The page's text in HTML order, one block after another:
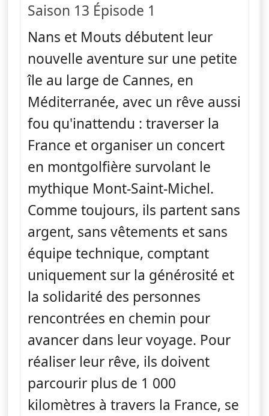
Saison 13 Épisode 1
Nans et Mouts débutent leur
nouvelle aventure sur une petite
île au large de Cannes, en
Méditerranée, avec un rêve aussi
fou qu'inattendu : traverser la
France et organiser un concert
en montgolfière survolant le
mythique Mont-Saint-Michel.
Comme toujours, ils partent sans
argent, sans vêtements et sans
équipe technique, comptant
uniquement sur la générosité et
la solidarité des personnes
rencontrées en chemin pour
avancer dans leur voyage. Pour
réaliser leur rêve, ils doivent
parcourir plus de 1 000
kilomètres à travers la France, se